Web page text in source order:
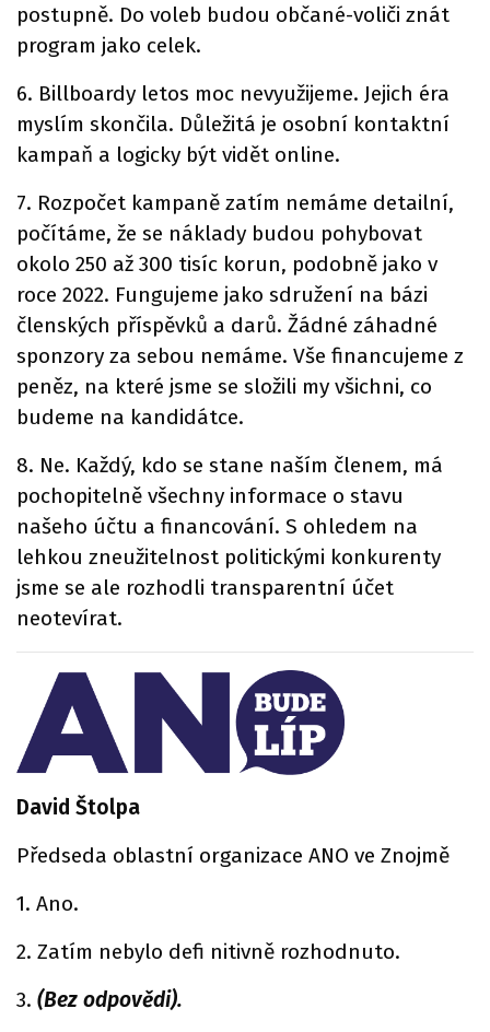
postupně. Do voleb budou občané-voliči znát
program jako celek.
6. Billboardy letos moc nevyužijeme. Jejich éra
myslím skončila. Důležitá je osobní kontaktní
kampaň a logicky být vidět online.
7. Rozpočet kampaně zatím nemáme detailní,
počítáme, že se náklady budou pohybovat
okolo 250 až 300 tisíc korun, podobně jako v
roce 2022. Fungujeme jako sdružení na bázi
členských příspěvků a darů. Žádné záhadné
sponzory za sebou nemáme. Vše financujeme z
peněz, na které jsme se složili my všichni, co
budeme na kandidátce.
8. Ne. Každý, kdo se stane naším členem, má
pochopitelně všechny informace o stavu
našeho účtu a financování. S ohledem na
lehkou zneužitelnost politickými konkurenty
jsme se ale rozhodli transparentní účet
neotevírat.
David Štolpa
Předseda oblastní organizace ANO ve Znojmě
1. Ano.
2. Zatím nebylo defi nitivně rozhodnuto.
3. (Bez odpovědi).